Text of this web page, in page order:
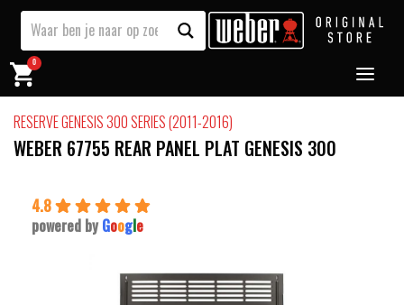
0
RESERVE GENESIS 300 SERIES (2011-2016)
WEBER 67755 REAR PANEL PLAT GENESIS 300
4.8
powered by Google